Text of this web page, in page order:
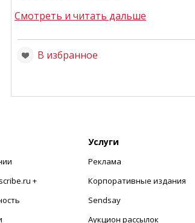
Смотреть и читать дальше
В избранное
+
Услуги
Реклама
Корпоративные издания
Sendsay
Аукцион рассылок